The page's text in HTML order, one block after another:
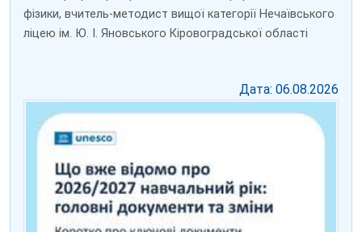
фізики, вчитель-методист вищої категорії Нечаївського
ліцею ім. Ю. І. Яновського Кіровоградської області
Дата: 06.08.2026